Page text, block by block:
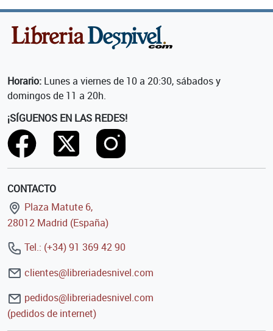
Horario: Lunes a viernes de 10 a 20:30, sábados y
domingos de 11 a 20h.
¡SÍGUENOS EN LAS REDES!
CONTACTO
Plaza Matute 6,
28012 Madrid (España)
Tel.: (+34) 91 369 42 90
clientes@libreriadesnivel.com
pedidos@libreriadesnivel.com
(pedidos de internet)